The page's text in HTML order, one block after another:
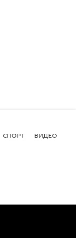
СПОРТ ВИДЕО